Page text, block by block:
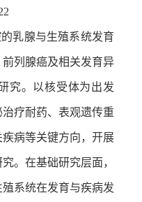
乳腺与生殖系统发育
列腺癌及相关发育异
究。以核受体为出发
疗耐药、表观遗传重
病等关键方向，开展
。在基础研究层面，
系统在发育与疾病发